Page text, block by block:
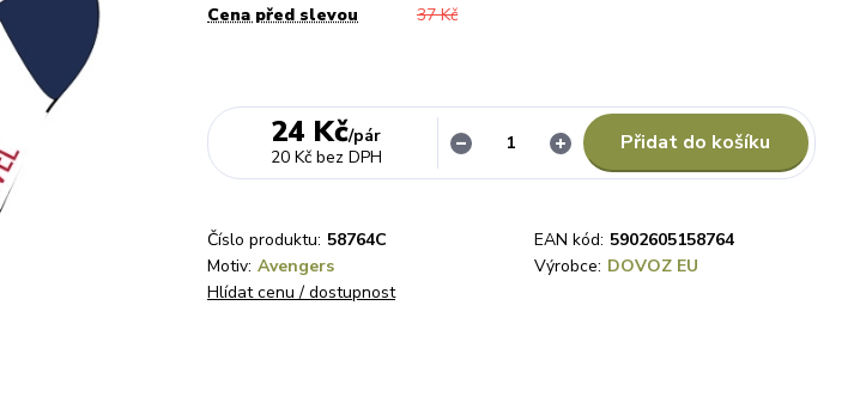
Cena před slevou 37 Kč
24 Kč/pár
20 Kč bez DPH
Přidat do košíku
Číslo produktu: 58764C EAN kód: 5902605158764
Motiv: Avengers Výrobce: DOVOZ EU
Hlídat cenu / dostupnost